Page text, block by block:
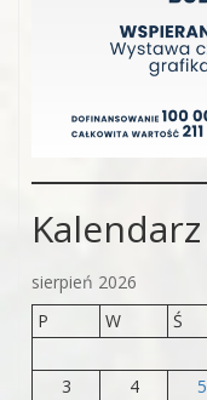
Kalendarz
sierpień 2026
P
W Ś
3
4 5